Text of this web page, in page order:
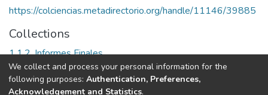
https://colciencias.metadirectorio.org/handle/11146/39885
Collections
1.1.2. Informes Finales
Full item page
We collect and process your personal information for the
following purposes: Authentication, Preferences,
Acknowledgement and Statistics.